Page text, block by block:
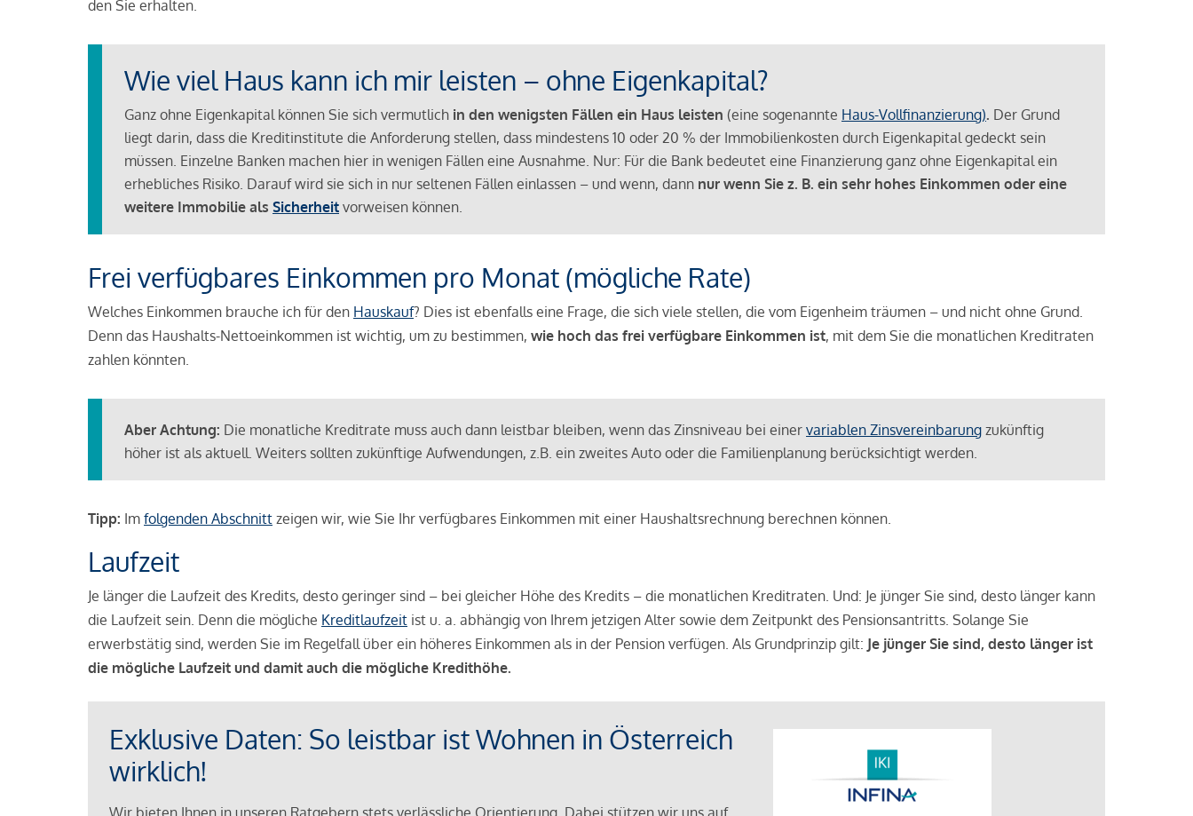
den Sie erhalten.
Wie viel Haus kann ich mir leisten – ohne Eigenkapital?
Ganz ohne Eigenkapital können Sie sich vermutlich in den wenigsten Fällen ein Haus leisten (eine sogenannte Haus-Vollfinanzierung). Der Grund
liegt darin, dass die Kreditinstitute die Anforderung stellen, dass mindestens 10 oder 20 % der Immobilienkosten durch Eigenkapital gedeckt sein
müssen. Einzelne Banken machen hier in wenigen Fällen eine Ausnahme. Nur: Für die Bank bedeutet eine Finanzierung ganz ohne Eigenkapital ein
erhebliches Risiko. Darauf wird sie sich in nur seltenen Fällen einlassen – und wenn, dann nur wenn Sie z. B. ein sehr hohes Einkommen oder eine
weitere Immobilie als Sicherheit vorweisen können.
Frei verfügbares Einkommen pro Monat (mögliche Rate)
Welches Einkommen brauche ich für den Hauskauf? Dies ist ebenfalls eine Frage, die sich viele stellen, die vom Eigenheim träumen – und nicht ohne Grund.
Denn das Haushalts-Nettoeinkommen ist wichtig, um zu bestimmen, wie hoch das frei verfügbare Einkommen ist, mit dem Sie die monatlichen Kreditraten
zahlen könnten.
Aber Achtung: Die monatliche Kreditrate muss auch dann leistbar bleiben, wenn das Zinsniveau bei einer variablen Zinsvereinbarung zukünftig
höher ist als aktuell. Weiters sollten zukünftige Aufwendungen, z.B. ein zweites Auto oder die Familienplanung berücksichtigt werden.
Tipp: Im folgenden Abschnitt zeigen wir, wie Sie Ihr verfügbares Einkommen mit einer Haushaltsrechnung berechnen können.
Laufzeit
Je länger die Laufzeit des Kredits, desto geringer sind – bei gleicher Höhe des Kredits – die monatlichen Kreditraten. Und: Je jünger Sie sind, desto länger kann
die Laufzeit sein. Denn die mögliche Kreditlaufzeit ist u. a. abhängig von Ihrem jetzigen Alter sowie dem Zeitpunkt des Pensionsantritts. Solange Sie
erwerbstätig sind, werden Sie im Regelfall über ein höheres Einkommen als in der Pension verfügen. Als Grundprinzip gilt: Je jünger Sie sind, desto länger ist
die mögliche Laufzeit und damit auch die mögliche Kredithöhe.
Exklusive Daten: So leistbar ist Wohnen in Österreich
wirklich!